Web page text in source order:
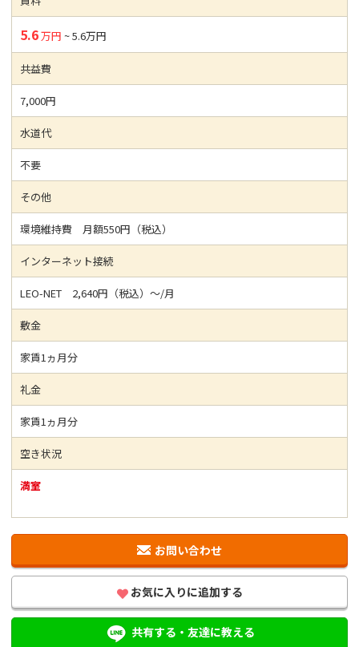
5.6万円 ~ 5.6万円
共益費
7,000円
水道代
不要
その他
環境維持費 月額550円（税込）
インターネット接続
LEO-NET 2,640円（税込）～/月
敷金
家賃1ヵ月分
礼金
家賃1ヵ月分
空き状況
満室
お問い合わせ
お気に入りに追加する
共有する・友達に教える